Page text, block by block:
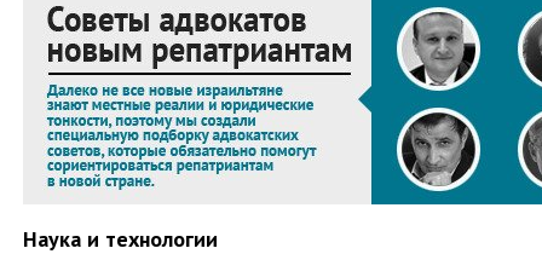
Наука и технологии